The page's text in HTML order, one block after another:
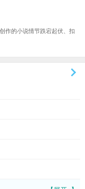
作的小说情节跌宕起伏、扣